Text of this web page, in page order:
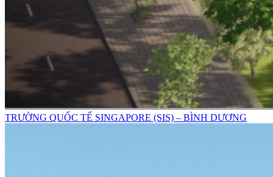
TRƯỜNG QUỐC TẾ SINGAPORE (SIS) – BÌNH DƯƠNG